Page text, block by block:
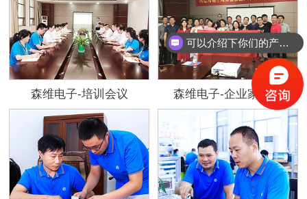
森维电子-培训会议 森维电子-企业家合影
可以介绍下你们的产品么？